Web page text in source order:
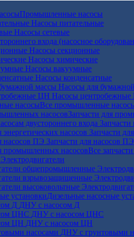
Промышленные насосы
Насосы питательные
Насосы сетевые
Насосы секционные
Насосы химические
Насосы вакуумные
Насосы конденсатные
Насосы для
Насосы
Все промышленные
Запчасти для
Запчасти
Запчасти
Запчасти для насосов ПЭ
Все
Электродвигатели
Дизельные насосные
ДНУ с насосом Д
ДНУ с насосом ЦНС
ДНУ с насосом ЦН
ДНУ с грунтовыми